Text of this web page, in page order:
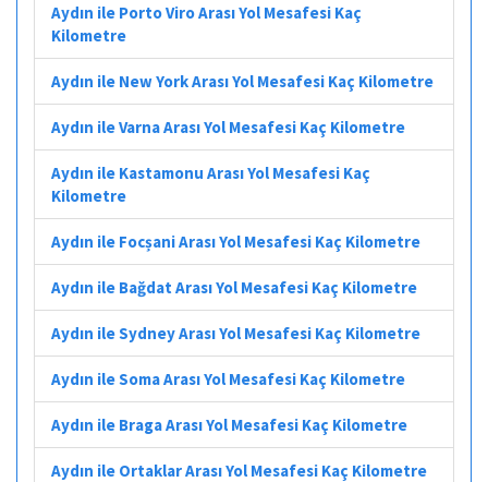
Aydın ile Porto Viro Arası Yol Mesafesi Kaç
Kilometre
Aydın ile New York Arası Yol Mesafesi Kaç Kilometre
Aydın ile Varna Arası Yol Mesafesi Kaç Kilometre
Aydın ile Kastamonu Arası Yol Mesafesi Kaç
Kilometre
Aydın ile Focșani Arası Yol Mesafesi Kaç Kilometre
Aydın ile Bağdat Arası Yol Mesafesi Kaç Kilometre
Aydın ile Sydney Arası Yol Mesafesi Kaç Kilometre
Aydın ile Soma Arası Yol Mesafesi Kaç Kilometre
Aydın ile Braga Arası Yol Mesafesi Kaç Kilometre
Aydın ile Ortaklar Arası Yol Mesafesi Kaç Kilometre